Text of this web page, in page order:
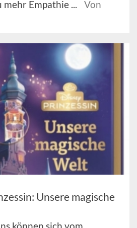
Empathie ...
Von
Unsere magische